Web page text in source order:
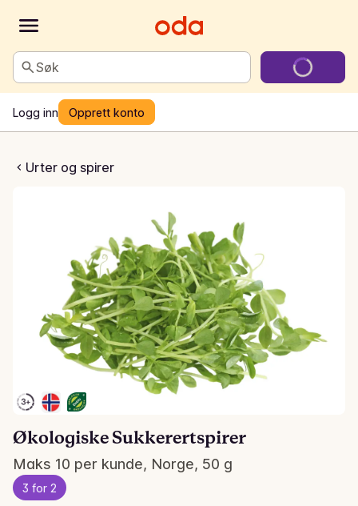
Søk
Logg inn Opprett konto
Urter og spirer
Sukkerertspirer
Økologiske Sukkerertspirer
Maks 10 per kunde, Norge, 50 g
3 for 2